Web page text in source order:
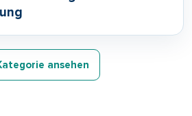
ansehen